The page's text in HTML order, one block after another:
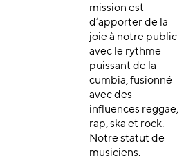
mission est
d’apporter de la
joie à notre public
avec le rythme
puissant de la
cumbia, fusionné
avec des
influences reggae,
rap, ska et rock.
Notre statut de
musiciens,